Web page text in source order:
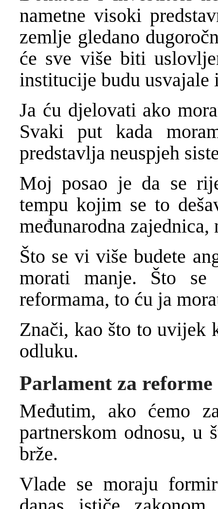
nametne visoki
zemlje gledano
će sve više biti
institucije budu
Ja ću djelovati ako
Svaki put kada
predstavlja neuspjeh
Moj posao je da se
tempu kojim se to
međunarodna zajednica,
Što se vi više budete
morati manje. Što se
reformama, to ću ja
Znači, kao što to uvijek
odluku.
Parlament za reforme
Međutim, ako ćemo
partnerskom odnosu, u
brže.
Vlade se moraju